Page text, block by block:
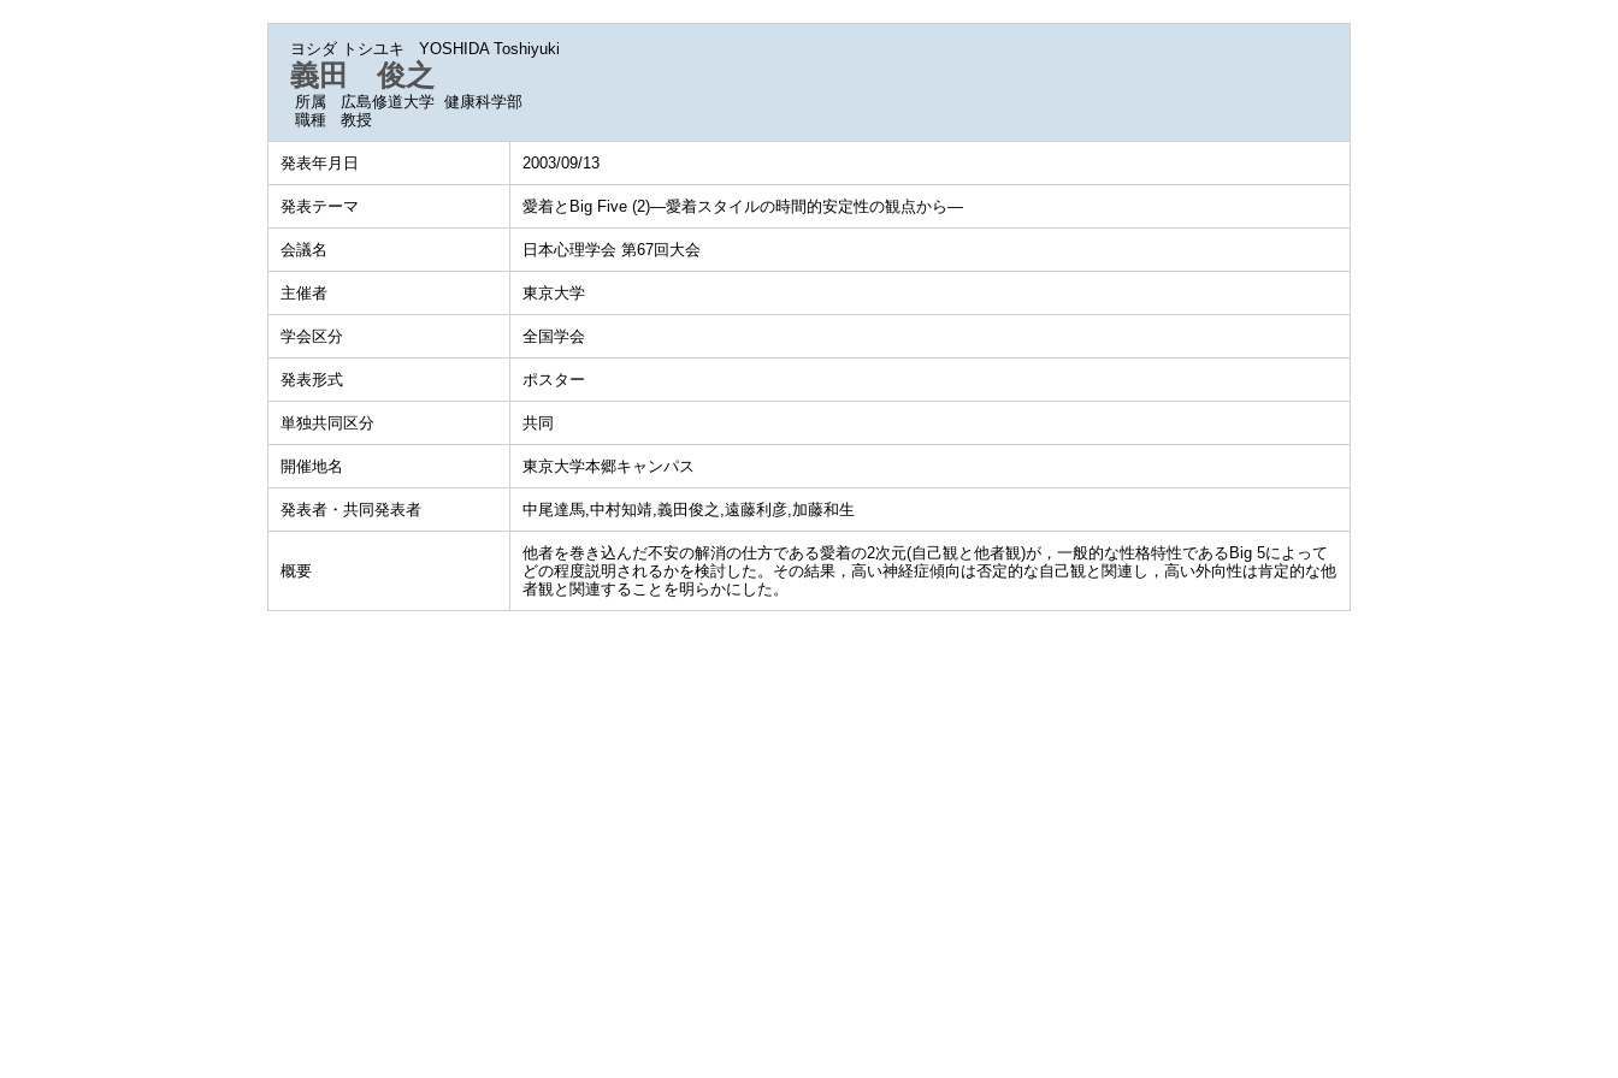
ヨシダ トシユキ YOSHIDA Toshiyuki
義田 俊之
所属
広島修道大学 健康科学部
職種
教授
発表年月日 2003/09/13
発表テーマ 愛着とBig Five (2)―愛着スタイルの時間的安定性の観点から―
会議名 日本心理学会 第67回大会
主催者 東京大学
学会区分 全国学会
発表形式 ポスター
単独共同区分 共同
開催地名 東京大学本郷キャンパス
発表者・共同発表者 中尾達馬,中村知靖,義田俊之,遠藤利彦,加藤和生
概要
他者を巻き込んだ不安の解消の仕方である愛着の2次元(自己観と他者観)が，一般的な性格特性であるBig 5によって
どの程度説明されるかを検討した。その結果，高い神経症傾向は否定的な自己観と関連し，高い外向性は肯定的な他
者観と関連することを明らかにした。